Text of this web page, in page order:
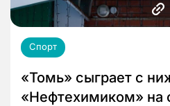
Спорт
«Томь» сыграет с
«Нефтехимиком» на